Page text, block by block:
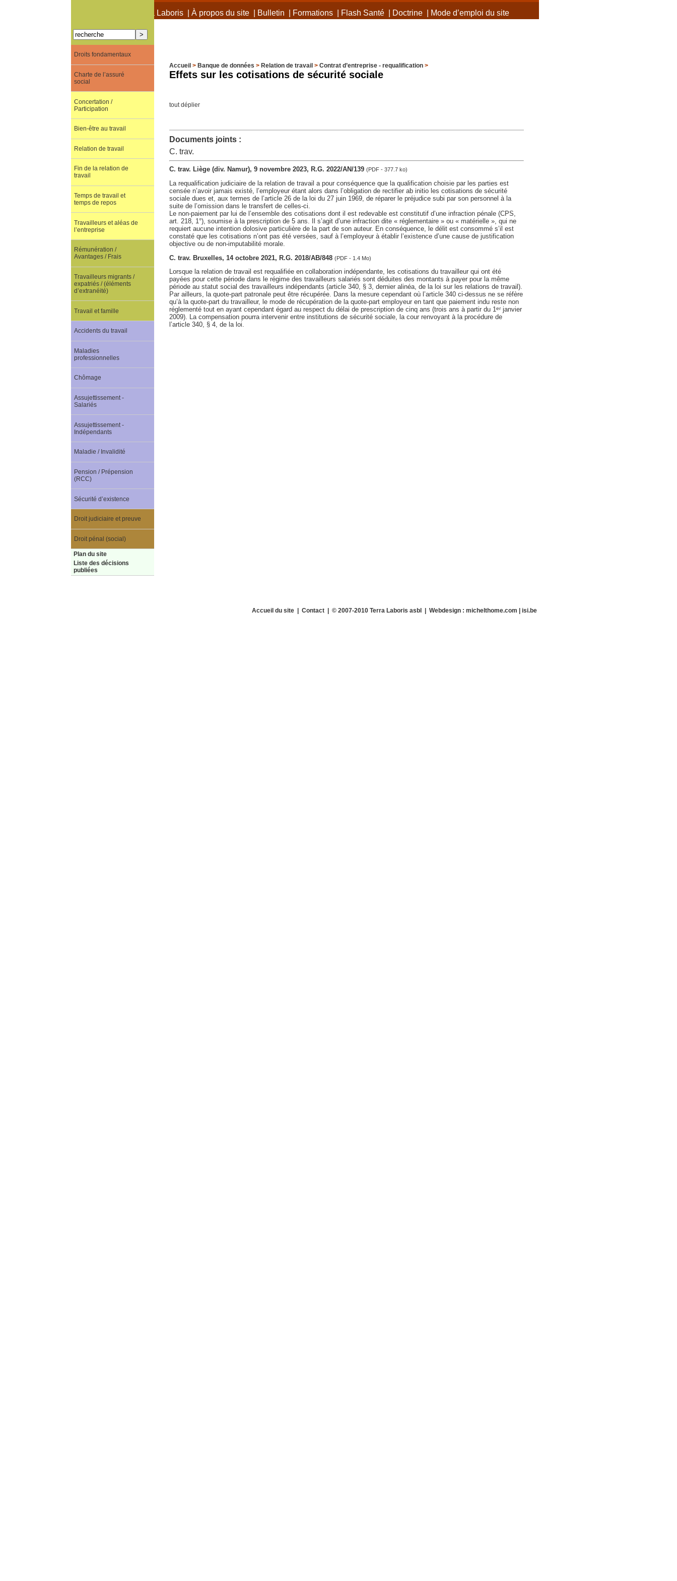
À propos de Terra Laboris| À propos du site| Bulletin Formations| Flash Santé| Doctrine| Mode d’emploi du site
Accueil > Banque de données > Relation de travail > Contrat d’entreprise - requalification>
Effets sur les cotisations de sécurité sociale
tout déplier
Documents joints :
C. trav.
C. trav. Liège (div. Namur), 9 novembre 2023, R.G. 2022/AN/139 (PDF - 377.7 ko)
La requalification judiciaire de la relation de travail a pour conséquence que la qualification choisie par les parties est
censée n’avoir jamais existé, l’employeur étant alors dans l’obligation de rectifier ab initio les cotisations de sécurité
sociale dues et, aux termes de l’article 26 de la loi du 27 juin 1969, de réparer le préjudice subi par son personnel à la
suite de l’omission dans le transfert de celles-ci.
Le non-paiement par lui de l’ensemble des cotisations dont il est redevable est constitutif d’une infraction pénale (CPS,
art. 218, 1°), soumise à la prescription de 5 ans. Il s’agit d’une infraction dite « réglementaire » ou « matérielle », qui ne
requiert aucune intention dolosive particulière de la part de son auteur. En conséquence, le délit est consommé s’il est
constaté que les cotisations n’ont pas été versées, sauf à l’employeur à établir l’existence d’une cause de justification
objective ou de non-imputabilité morale.
C. trav. Bruxelles, 14 octobre 2021, R.G. 2018/AB/848 (PDF - 1.4 Mo)
Lorsque la relation de travail est requalifiée en collaboration indépendante, les cotisations du travailleur qui ont été
payées pour cette période dans le régime des travailleurs salariés sont déduites des montants à payer pour la même
période au statut social des travailleurs indépendants (article 340, § 3, dernier alinéa, de la loi sur les relations de travail).
Par ailleurs, la quote-part patronale peut être récupérée. Dans la mesure cependant où l’article 340 ci-dessus ne se réfère
qu’à la quote-part du travailleur, le mode de récupération de la quote-part employeur en tant que paiement indu reste non
réglementé tout en ayant cependant égard au respect du délai de prescription de cinq ans (trois ans à partir du 1erjanvier
2009). La compensation pourra intervenir entre institutions de sécurité sociale, la cour renvoyant à la procédure de
l’article 340, § 4, de la loi.
Droits fondamentaux
Charte de l’assuré
social
Concertation /
Participation
Bien-être au travail
Relation de travail
Fin de la relation de
travail
Temps de travail et
temps de repos
Travailleurs et aléas de
l’entreprise
Rémunération /
Avantages / Frais
Travailleurs migrants /
expatriés / (éléments
d’extranéité)
Travail et famille
Accidents du travail
Maladies
professionnelles
Chômage
Assujettissement -
Salariés
Assujettissement -
Indépendants
Maladie / Invalidité
Pension / Prépension
(RCC)
Sécurité d’existence
Droit judiciaire et preuve
Droit pénal (social)
Plan du site
Liste des décisions
publiées
Accueil du site| Contact| © 2007-2010 Terra Laboris asbl | Webdesign : michelthome.com | isi.be